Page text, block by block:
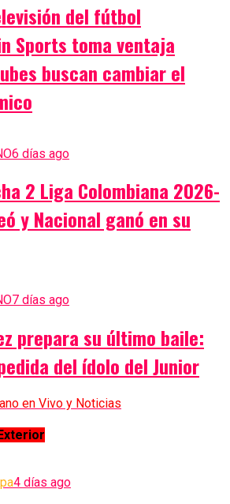
del fútbol
Sports toma ventaja
buscan cambiar el
6 días ago
2 Liga Colombiana 2026-
y Nacional ganó en su
7 días ago
prepara su último baile:
del ídolo del Junior
en Vivo y Noticias
4 días ago